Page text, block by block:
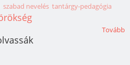
szabad nevelés tantárgy-pedagógia
Tovább